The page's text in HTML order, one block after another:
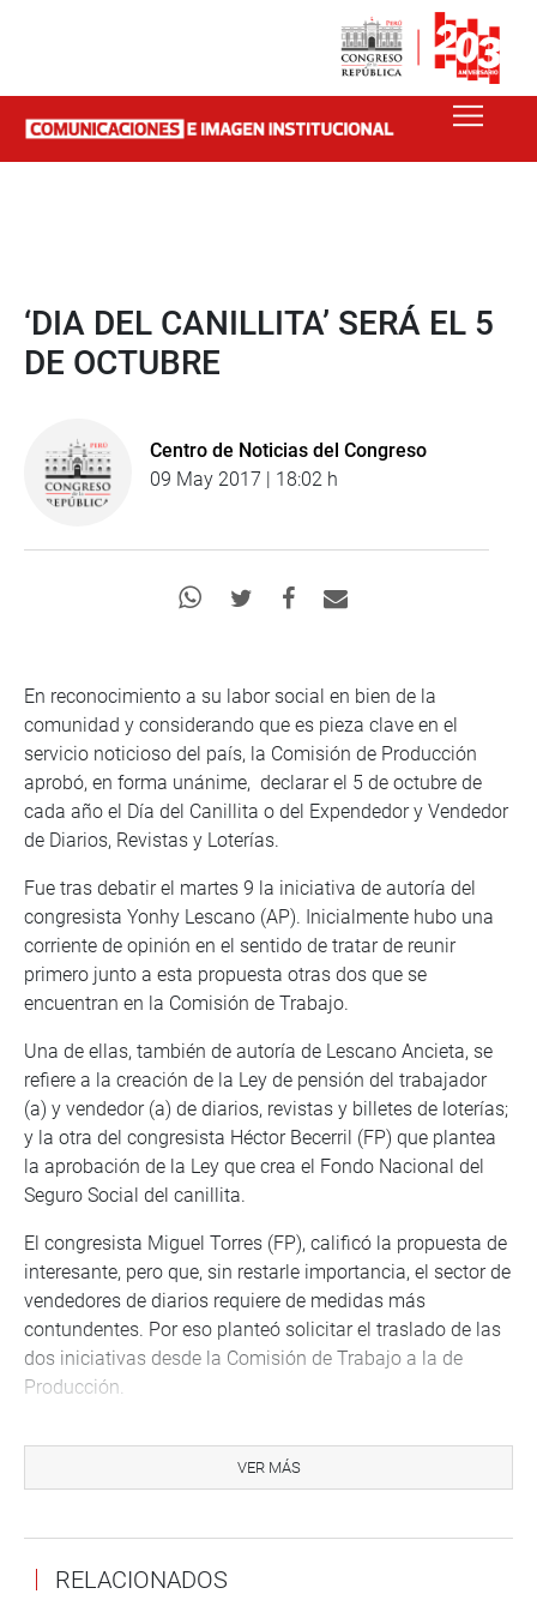
‘DIA DEL CANILLITA’ SERÁ EL 5
DE OCTUBRE
Centro de Noticias del Congreso
09 May 2017 | 18:02 h
En reconocimiento a su labor social en bien de la
comunidad y considerando que es pieza clave en el
servicio noticioso del país, la Comisión de Producción
aprobó, en forma unánime, declarar el 5 de octubre de
cada año el Día del Canillita o del Expendedor y Vendedor
de Diarios, Revistas y Loterías.
Fue tras debatir el martes 9 la iniciativa de autoría del
congresista Yonhy Lescano (AP). Inicialmente hubo una
corriente de opinión en el sentido de tratar de reunir
primero junto a esta propuesta otras dos que se
encuentran en la Comisión de Trabajo.
Una de ellas, también de autoría de Lescano Ancieta, se
refiere a la creación de la Ley de pensión del trabajador
(a) y vendedor (a) de diarios, revistas y billetes de loterías;
y la otra del congresista Héctor Becerril (FP) que plantea
la aprobación de la Ley que crea el Fondo Nacional del
Seguro Social del canillita.
El congresista Miguel Torres (FP), calificó la propuesta de
interesante, pero que, sin restarle importancia, el sector de
vendedores de diarios requiere de medidas más
contundentes. Por eso planteó solicitar el traslado de las
dos iniciativas desde la Comisión de Trabajo a la de
Producción.
Vergara, quien señaló que los dos proyectos pueden ser
vistos en ese grupo de trabajo puesto que un canillita es
El presidente de la comisión, Mario Mantilla (FP),
consideró que hacer la gestión y el debate podrían dilatar
VER MÁS
RELACIONADOS